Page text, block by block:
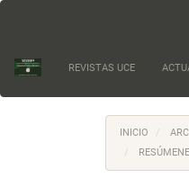
principal
Barra
lateral
REVISTAS UCE
INICIO